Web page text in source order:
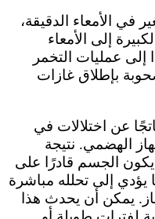
في الأمعاء الدقيقة،
إلى الأمعاء
إلى عمليات التخمر
بإطلاق غازات
عن اختلالات في
الهضمي. نتيجة
يكون الجسم قادرًا على
يؤدي إلى تحلله مباشرة
يمكن أن يحدث هذا